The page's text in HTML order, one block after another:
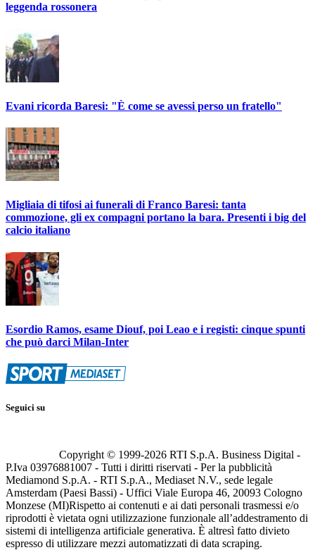
leggenda rossonera
Evani ricorda Baresi: "È come se avessi perso un fratello"
Migliaia di tifosi ai funerali di Franco Baresi: tanta
commozione, gli ex compagni portano la bara. Presenti i big del
calcio italiano
Esordio Ramos, esame Diouf, poi Leao e i registi: cinque spunti
che può darci Milan-Inter
Seguici su
Copyright © 1999-2026 RTI S.p.A. Business Digital -
P.Iva 03976881007 - Tutti i diritti riservati - Per la pubblicità
Mediamond S.p.A. - RTI S.p.A., Mediaset N.V., sede legale
Amsterdam (Paesi Bassi) - Uffici Viale Europa 46, 20093 Cologno
Monzese (MI)Rispetto ai contenuti e ai dati personali trasmessi e/o
riprodotti è vietata ogni utilizzazione funzionale all’addestramento di
sistemi di intelligenza artificiale generativa. È altresì fatto divieto
espresso di utilizzare mezzi automatizzati di data scraping.